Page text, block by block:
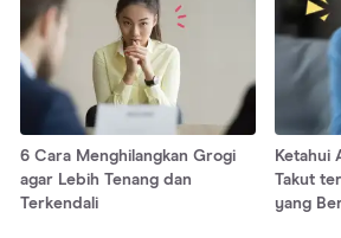
6 Cara Menghilangkan Grogi
agar Lebih Tenang dan
Terkendali
Ketahui
Takut
yang